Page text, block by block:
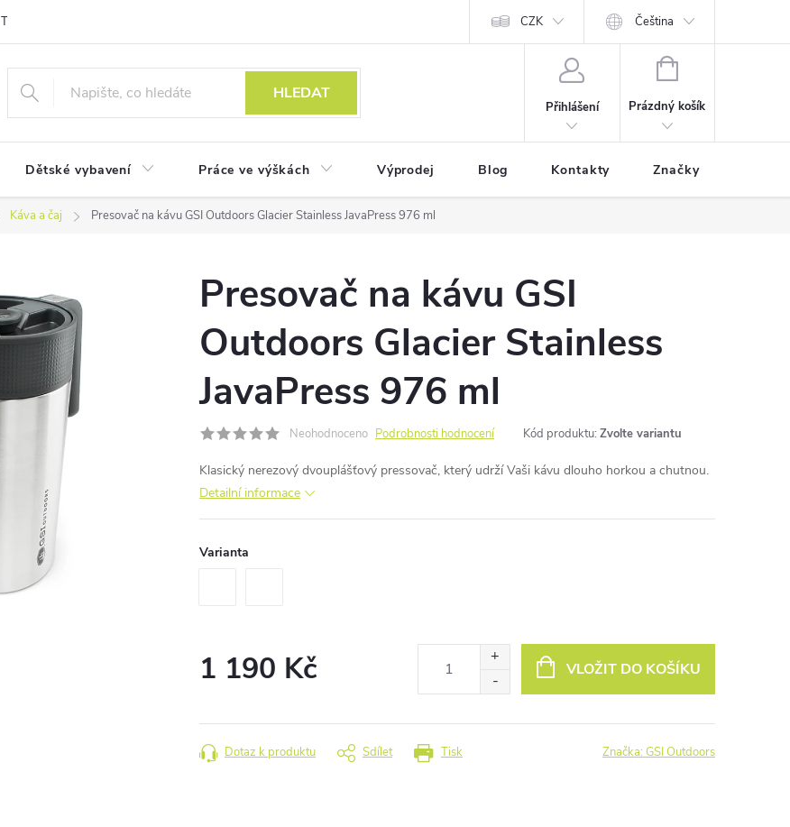
Technologie CZK Čeština
HLEDAT
Přihlášení
NÁKUPNÍ
Prázdný košík
Dětské vybavení Práce ve výškách Výprodej Blog Kontakty Značky
Káva a čaj Presovač na kávu GSI Outdoors Glacier Stainless JavaPress 976 ml
Presovač na kávu GSI
Outdoors Glacier Stainless
JavaPress 976 ml
Neohodnoceno Podrobnosti hodnocení Kód produktu: Zvolte variantu
Klasický nerezový dvouplášťový pressovač, který udrží Vaši kávu dlouho horkou a chutnou.
Detailní informace
Varianta
1 190 Kč VLOŽIT DO KOŠÍKU
Tisk
Dotaz k produktu Sdílet Značka:GSI Outdoors